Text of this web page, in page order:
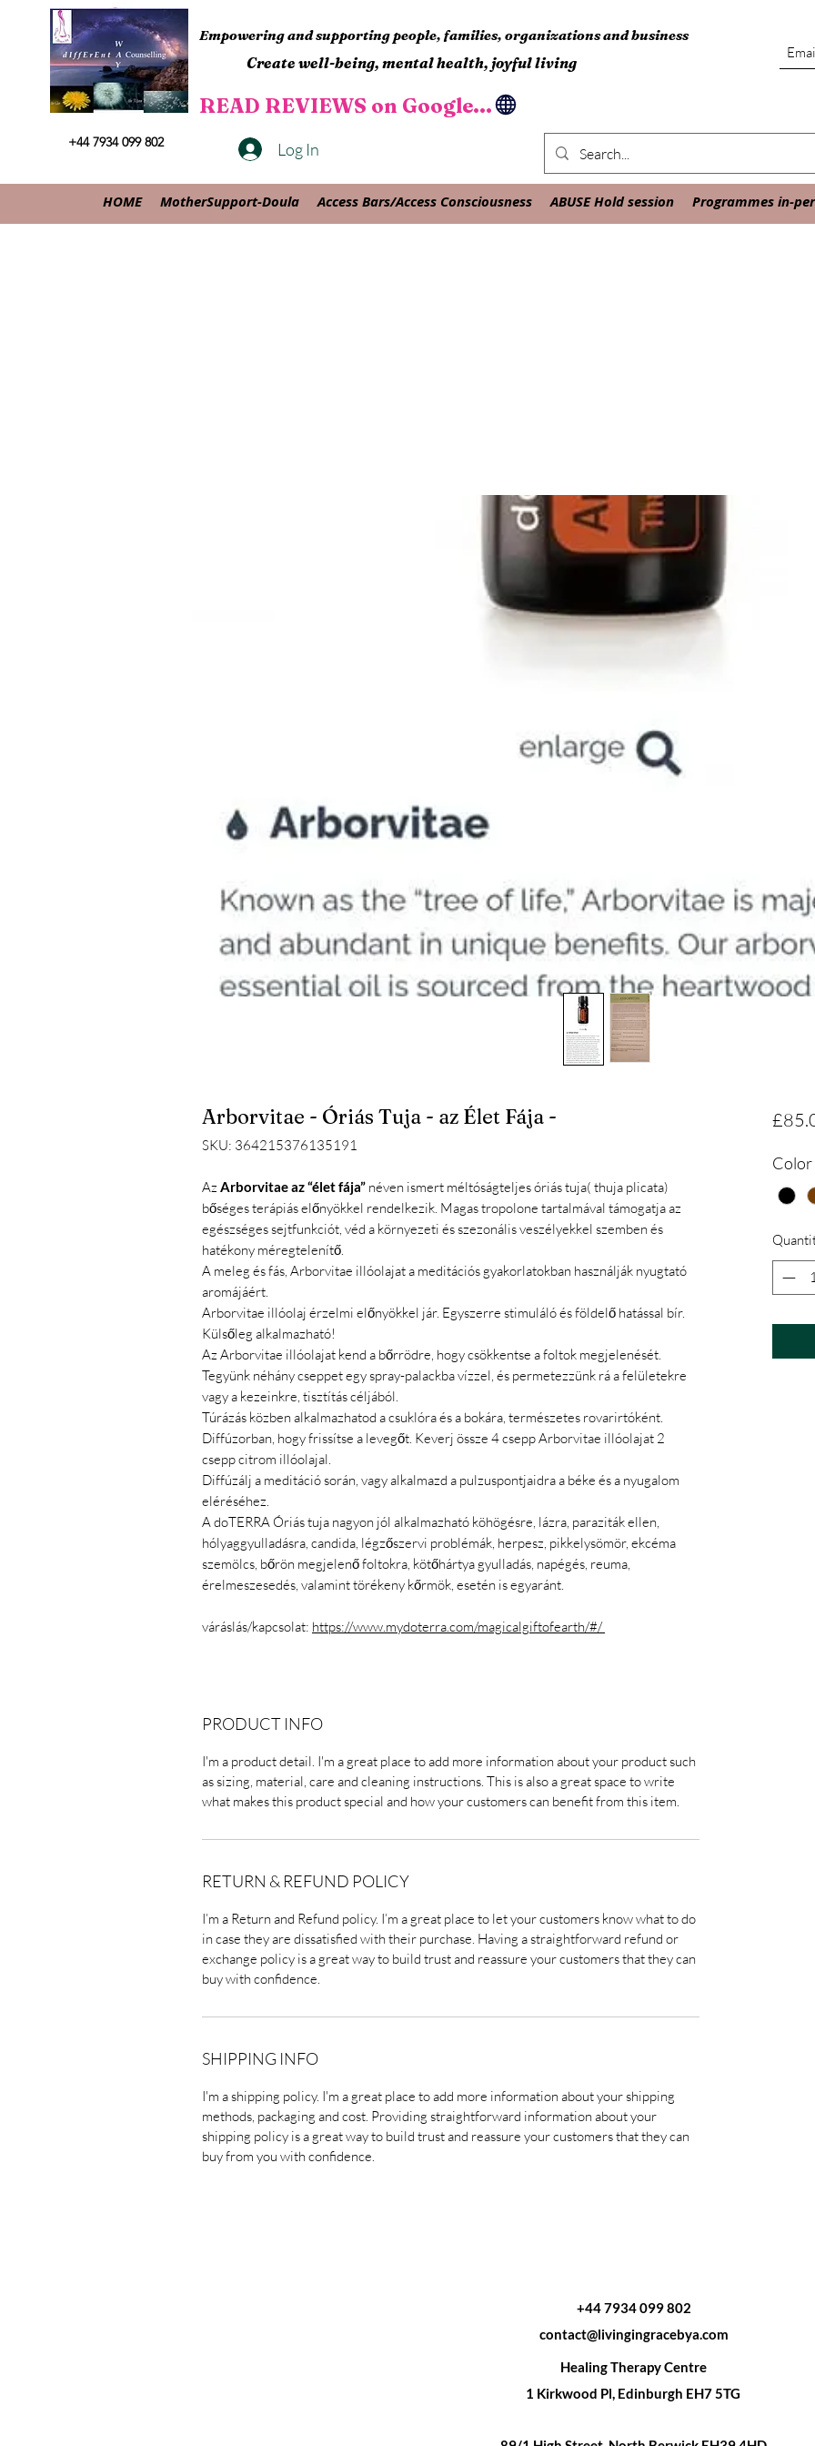
+44 7934 099 802
Empowering and supporting people, families, organizations and business
Create well-being, mental health, joyful living
READ REVIEWS on Google...
Log In
HOME MotherSupport-Doula Access Bars/Access Consciousness ABUSE Hold session Programmes in-
Arborvitae - Óriás Tuja - az Élet Fája -
SKU: 364215376135191
Az Arborvitae az “élet fája” néven ismert méltóságteljes óriás tuja( thuja plicata)
bőséges terápiás előnyökkel rendelkezik. Magas tropolone tartalmával támogatja az
egészséges sejtfunkciót, véd a környezeti és szezonális veszélyekkel szemben és
hatékony méregtelenítő.
A meleg és fás, Arborvitae illóolajat a meditációs gyakorlatokban használják nyugtató
aromájáért.
Arborvitae illóolaj érzelmi előnyökkel jár. Egyszerre stimuláló és földelő hatással bír.
Külsőleg alkalmazható!
Az Arborvitae illóolajat kend a bőrrödre, hogy csökkentse a foltok megjelenését.
Tegyünk néhány cseppet egy spray-palackba vízzel, és permetezzünk rá a felületekre
vagy a kezeinkre, tisztítás céljából.
Túrázás közben alkalmazhatod a csuklóra és a bokára, természetes rovarirtóként.
Diffúzorban, hogy frissítse a levegőt. Keverj össze 4 csepp Arborvitae illóolajat 2
csepp citrom illóolajal.
Diffúzálj a meditáció során, vagy alkalmazd a pulzuspontjaidra a béke és a nyugalom
eléréséhez.
A doTERRA Óriás tuja nagyon jól alkalmazható köhögésre, lázra, paraziták ellen,
hólyaggyulladásra, candida, légzőszervi problémák, herpesz, pikkelysömör, ekcéma
szemölcs, bőrön megjelenő foltokra, kötőhártya gyulladás, napégés, reuma,
érelmeszesedés, valamint törékeny kőrmök, esetén is egyaránt.
váráslás/kapcsolat: https://www.mydoterra.com/magicalgiftofearth/#/
PRODUCT INFO
I'm a product detail. I'm a great place to add more information about your product such
as sizing, material, care and cleaning instructions. This is also a great space to write
what makes this product special and how your customers can benefit from this item.
RETURN & REFUND POLICY
I’m a Return and Refund policy. I’m a great place to let your customers know what to do
in case they are dissatisfied with their purchase. Having a straightforward refund or
exchange policy is a great way to build trust and reassure your customers that they can
buy with confidence.
SHIPPING INFO
I'm a shipping policy. I'm a great place to add more information about your shipping
methods, packaging and cost. Providing straightforward information about your
shipping policy is a great way to build trust and reassure your customers that they can
buy from you with confidence.
Color
+44 7934 099 802
contact@livingingracebya.com
Healing Therapy Centre
1 Kirkwood Pl, Edinburgh EH7 5TG